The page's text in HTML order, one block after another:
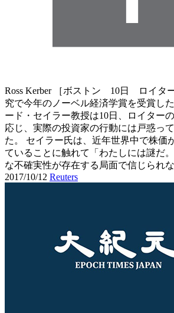
Ross Kerber ［ボストン 10日 ロイタ
究で今年のノーベル経済学賞を受賞し
ード・セイラー教授は10日、ロイター
応じ、実際の投資家の行動には戸惑っ
た。 セイラー氏は、近年世界中で株価
ていることに触れて「わたしには謎だ
な不確実性が存在する局面で信じられ
2017/10/12 Reuters